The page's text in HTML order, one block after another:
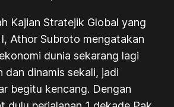
Kajian Stratejik Global yang
Athor Subroto mengatakan
dunia sekarang lagi
dan dinamis sekali, jadi
begitu kencang. Dengan